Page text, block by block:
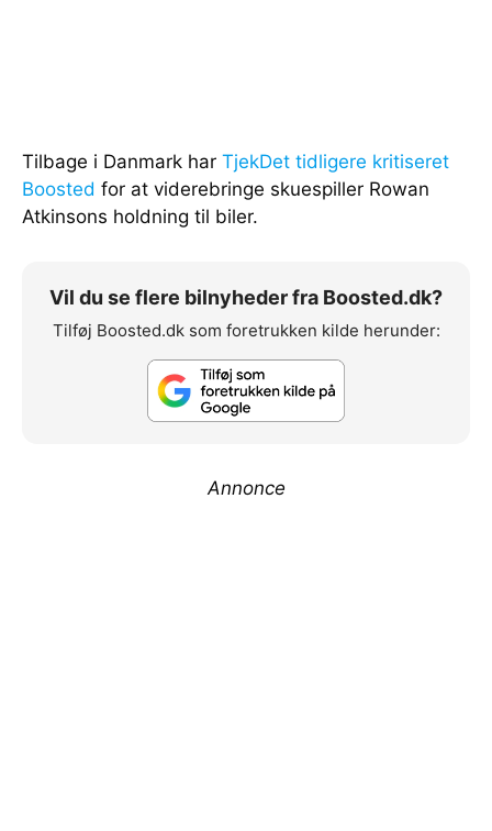
Tilbage i Danmark har TjekDet tidligere kritiseret
Boosted for at viderebringe skuespiller Rowan
Atkinsons holdning til biler.
Vil du se flere bilnyheder fra Boosted.dk?
Tilføj Boosted.dk som foretrukken kilde herunder:
Annonce